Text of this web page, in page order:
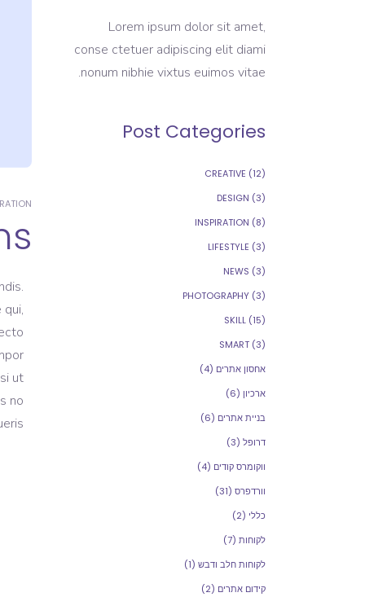
ut
no
Lorem ipsum dolor sit amet,
conse ctetuer adipiscing elit diami
nonum nibhie vixtus euimos vitae.
Post Categories
CREATIVE (12)
DESIGN (3)
INSPIRATION (8)
LIFESTYLE (3)
NEWS (3)
PHOTOGRAPHY (3)
SKILL (15)
SMART (3)
אחסון אתרים (4)
ארכיון (6)
בניית אתרים (6)
דרופל (3)
ווקומרס קודים (4)
וורדפרס (31)
כללי (2)
לקוחות (7)
לקוחות חלב ודבש (1)
קידום אתרים (2)